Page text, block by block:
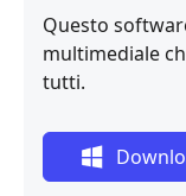
Questo
multimediale
tutti.